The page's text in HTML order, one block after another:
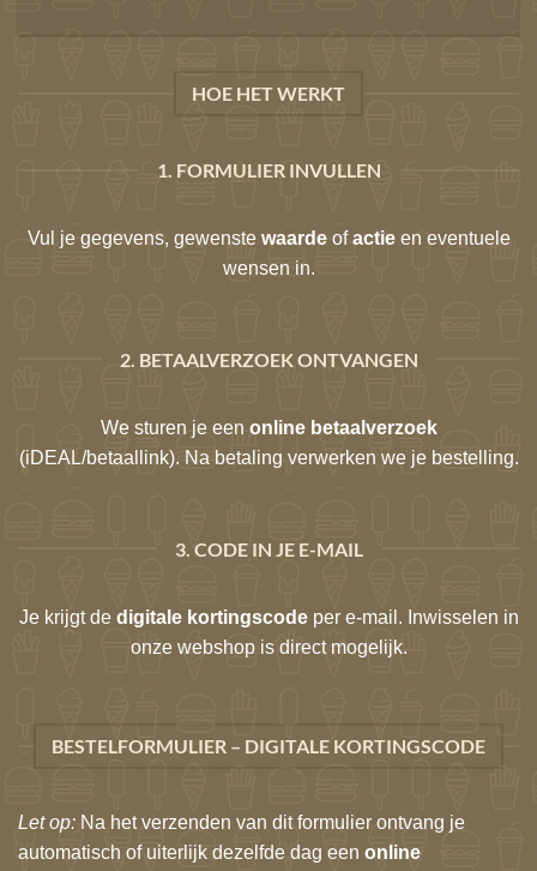
HOE HET WERKT
1. FORMULIER INVULLEN
Vul je gegevens, gewenste waardeofactieen eventuele
wensen in.
2. BETAALVERZOEK ONTVANGEN
We sturen je een online betaalverzoek
(iDEAL/betaallink). Na betaling verwerken we je bestelling.
3. CODE IN JE E-MAIL
Je krijgt de digitale kortingscodeper e-mail. Inwisselen in
onze webshop is direct mogelijk.
BESTELFORMULIER – DIGITALE KORTINGSCODE
Let op: Na het verzenden van dit formulier ontvang je
automatisch of uiterlijk dezelfde dag een online